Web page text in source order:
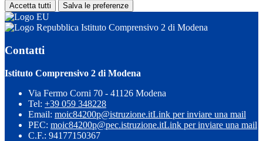
Accetta tutti Salva le preferenze
Istituto Comprensivo 2 di Modena
Contatti
Istituto Comprensivo 2 di Modena
Via Fermo Corni 70 - 41126 Modena
Tel: +39 059 348228
Email: moic84200p@istruzione.itLink per inviare una mail
PEC: moic84200p@pec.istruzione.itLink per inviare una mail
C.F.: 94177150367